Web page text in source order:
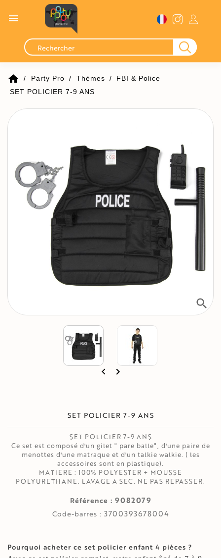

home Party Pro Thèmes
FBI & Police
SET POLICIER 7-9 ANS
search
 
SET POLICIER 7-9 ANS
SET POLICIER 7-9 ANS
Ce set est composé d'un gilet " pare balle", d'une paire de
menottes d'une matraque et d'un talkie walkie. ( les
accessoires sont en plastique).
MATIERE : 100% POLYESTER + MOUSSE
POLYURETHANE. LAVAGE A SEC. NE PAS REPASSER.
Référence : 9082079
Code-barres : 3700393678004
Pourquoi acheter ce set policier enfant 4 pièces ?